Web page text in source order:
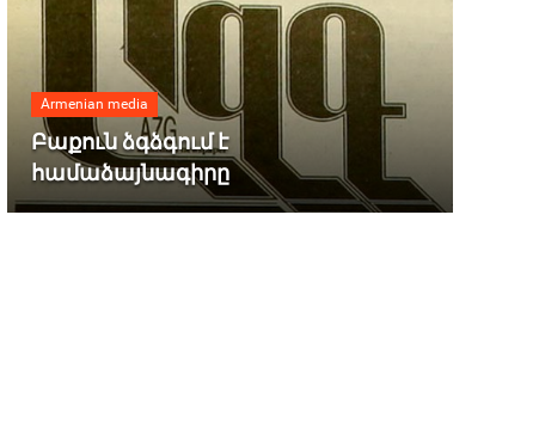
Armenian media
Բաքուն ձգձգում է
համաձայնագիրը